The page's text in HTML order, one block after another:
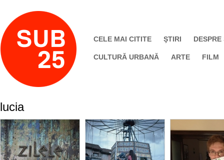
CELE MAI CITITE ŞTIRI DESPRE
CULTURĂ URBANĂ ARTE FILM
lucia